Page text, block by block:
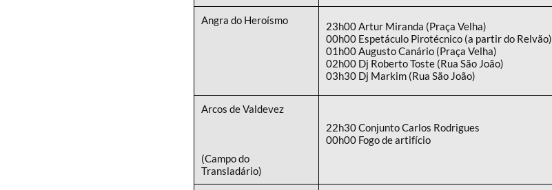
Angra do Heroísmo
23h00 Artur Miranda (Praça Velha)
00h00 Espetáculo Pirotécnico (a partir do Relvão)
01h00 Augusto Canário (Praça Velha)
02h00 Dj Roberto Toste (Rua São João)
03h30 Dj Markim (Rua São João)
Arcos de Valdevez
(Campo do
Transladário)
22h30 Conjunto Carlos Rodrigues
00h00 Fogo de artifício